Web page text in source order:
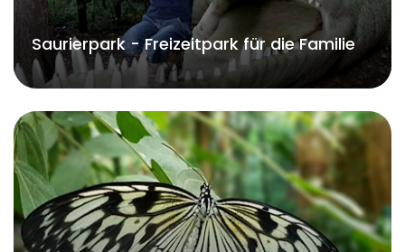
Saurierpark - Freizeitpark für die Familie